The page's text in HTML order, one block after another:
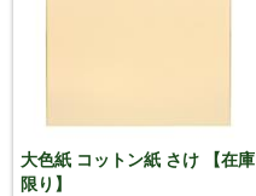
大色紙 コットン紙 さけ 【在庫
限り】